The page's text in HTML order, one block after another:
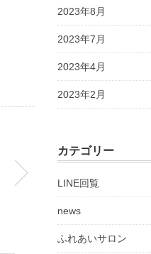
2023年8月
2023年7月
2023年4月
2023年2月
カテゴリー
LINE回覧
news
ふれあいサロン